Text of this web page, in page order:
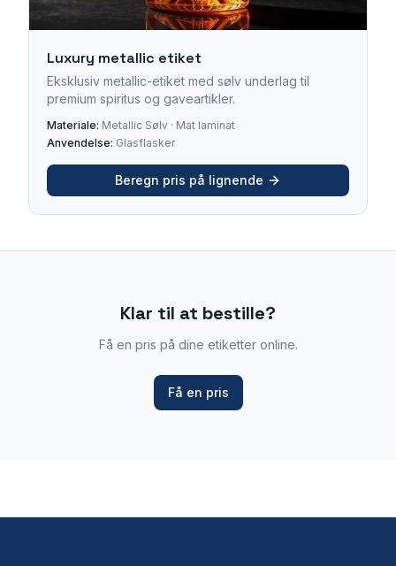
Luxury metallic etiket
Eksklusiv metallic-etiket med sølv underlag til
premium spiritus og gaveartikler.
Materiale: Metallic Sølv · Mat laminat
Anvendelse: Glasflasker
Beregn pris på lignende
Klar til at bestille?
Få en pris på dine etiketter online.
Få en pris